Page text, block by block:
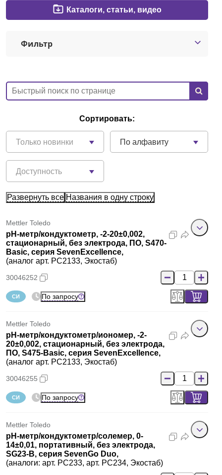
Краснодар
О компании
Блог
Партнеры
Технический сервис
Каталоги, статьи, видео
Фильтр
Сортировать:
Только новинки По алфавиту
Доступность
Развернуть все Названия в одну строку
Mettler Toledo
pH-метр/кондуктометр, -2-20±0,002,
стационарный, без электрода, ПО, S470-
Basic, серия SevenExcellence,
(аналог арт. PC2133, Экостаб)
30046252
СИ По запросу
Mettler Toledo
pH-метр/кондуктометр/иономер, -2-
20±0,002, стационарный, без электрода,
ПО, S475-Basic, серия SevenExcellence,
(аналог арт. PC2133, Экостаб)
30046255
СИ По запросу
Mettler Toledo
pH-метр/кондуктометр/солемер, 0-
14±0,01, портативный, без электрода,
SG23-B, серия SevenGo Duo,
(аналоги: арт. PC233, арт. PC234, Экостаб)